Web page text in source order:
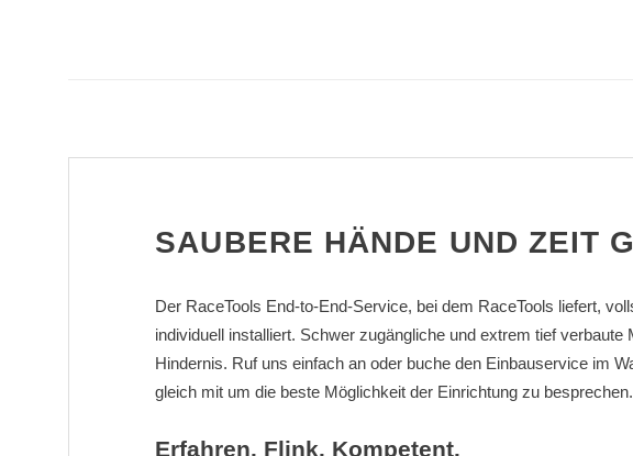
SAUBERE HÄNDE UND ZEIT
Der RaceTools End-to-End-Service, bei dem RaceTools liefert,
individuell installiert. Schwer zugängliche und extrem tief verbaute
Hindernis. Ruf uns einfach an oder buche den Einbauservice im
gleich mit um die beste Möglichkeit der Einrichtung zu besprechen.
Erfahren. Flink. Kompetent.